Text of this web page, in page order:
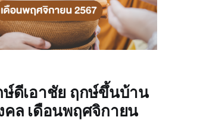
ษ์ดีเอาชัย ฤกษ์ขึ้นบ้าน
คล เดือนพฤศจิกายน